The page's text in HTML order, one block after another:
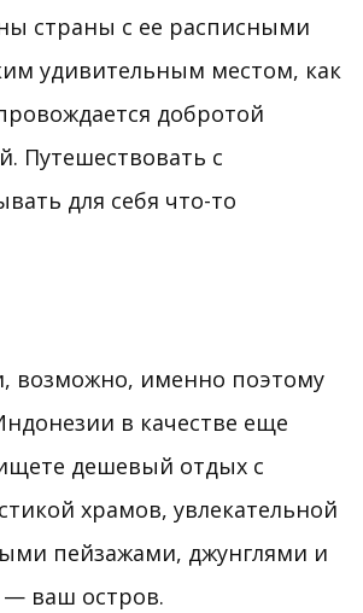
страны с ее расписными
удивительным местом, как
добротой
Путешествовать с
для себя что-то
возможно, именно поэтому
в качестве еще
дешевый отдых с
храмов, увлекательной
пейзажами, джунглями и
ваш остров.